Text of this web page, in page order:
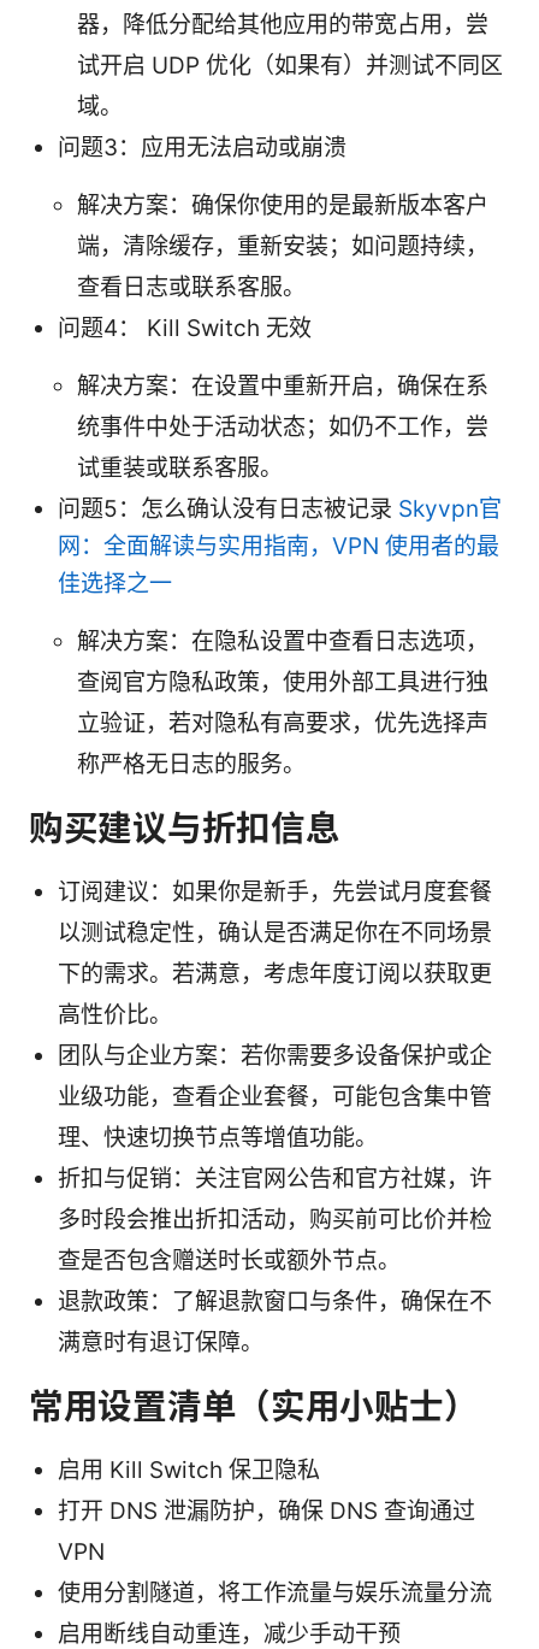
器，降低分配给其他应用的带宽占用，尝
试开启 UDP 优化（如果有）并测试不同区
域。
问题3：应用无法启动或崩溃
解决方案：确保你使用的是最新版本客户
端，清除缓存，重新安装；如问题持续，
查看日志或联系客服。
问题4： Kill Switch 无效
解决方案：在设置中重新开启，确保在系
统事件中处于活动状态；如仍不工作，尝
试重装或联系客服。
问题5：怎么确认没有日志被记录 Skyvpn官
网：全面解读与实用指南，VPN 使用者的最
佳选择之一
解决方案：在隐私设置中查看日志选项，
查阅官方隐私政策，使用外部工具进行独
立验证，若对隐私有高要求，优先选择声
称严格无日志的服务。
购买建议与折扣信息
订阅建议：如果你是新手，先尝试月度套餐
以测试稳定性，确认是否满足你在不同场景
下的需求。若满意，考虑年度订阅以获取更
高性价比。
团队与企业方案：若你需要多设备保护或企
业级功能，查看企业套餐，可能包含集中管
理、快速切换节点等增值功能。
折扣与促销：关注官网公告和官方社媒，许
多时段会推出折扣活动，购买前可比价并检
查是否包含赠送时长或额外节点。
退款政策：了解退款窗口与条件，确保在不
满意时有退订保障。
常用设置清单（实用小贴士）
启用 Kill Switch 保卫隐私
打开 DNS 泄漏防护，确保 DNS 查询通过
VPN
使用分割隧道，将工作流量与娱乐流量分流
启用断线自动重连，减少手动干预